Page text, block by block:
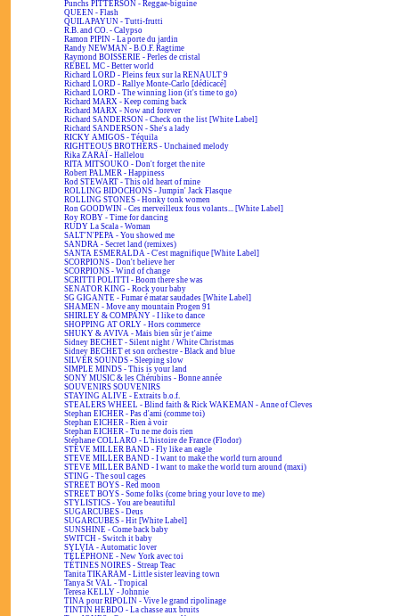
Punchs PITTERSON - Reggae-biguine
QUEEN - Flash
QUILAPAYUN - Tutti-frutti
R.B. and CO. - Calypso
Ramon PIPIN - La porte du jardin
Randy NEWMAN - B.O.F. Ragtime
Raymond BOISSERIE - Perles de cristal
REBEL MC - Better world
Richard LORD - Pleins feux sur la RENAULT 9
Richard LORD - Rallye Monte-Carlo [dédicacé]
Richard LORD - The winning lion (it's time to go)
Richard MARX - Keep coming back
Richard MARX - Now and forever
Richard SANDERSON - Check on the list [White Label]
Richard SANDERSON - She's a lady
RICKY AMIGOS - Téquila
RIGHTEOUS BROTHERS - Unchained melody
Rika ZARAÏ - Hallelou
RITA MITSOUKO - Don't forget the nite
Robert PALMER - Happiness
Rod STEWART - This old heart of mine
ROLLING BIDOCHONS - Jumpin' Jack Flasque
ROLLING STONES - Honky tonk women
Ron GOODWIN - Ces merveilleux fous volants... [White Label]
Roy ROBY - Time for dancing
RUDY La Scala - Woman
SALT'N'PEPA - You showed me
SANDRA - Secret land (remixes)
SANTA ESMERALDA - C'est magnifique [White Label]
SCORPIONS - Don't believe her
SCORPIONS - Wind of change
SCRITTI POLITTI - Boom there she was
SENATOR KING - Rock your baby
SG GIGANTE - Fumar é matar saudades [White Label]
SHAMEN - Move any mountain Progen 91
SHIRLEY & COMPANY - I like to dance
SHOPPING AT ORLY - Hors commerce
SHUKY & AVIVA - Mais bien sûr je t'aime
Sidney BECHET - Silent night / White Christmas
Sidney BECHET et son orchestre - Black and blue
SILVER SOUNDS - Sleeping slow
SIMPLE MINDS - This is your land
SONY MUSIC & les Chérubins - Bonne année
SOUVENIRS SOUVENIRS
STAYING ALIVE - Extraits b.o.f.
STEALERS WHEEL - Blind faith & Rick WAKEMAN - Anne of Cleves
Stephan EICHER - Pas d'ami (comme toi)
Stephan EICHER - Rien à voir
Stephan EICHER - Tu ne me dois rien
Stéphane COLLARO - L'histoire de France (Flodor)
STEVE MILLER BAND - Fly like an eagle
STEVE MILLER BAND - I want to make the world turn around
STEVE MILLER BAND - I want to make the world turn around (maxi)
STING - The soul cages
STREET BOYS - Red moon
STREET BOYS - Some folks (come bring your love to me)
STYLISTICS - You are beautiful
SUGARCUBES - Deus
SUGARCUBES - Hit [White Label]
SUNSHINE - Come back baby
SWITCH - Switch it baby
SYLVIA - Automatic lover
TÉLÉPHONE - New York avec toi
TÉTINES NOIRES - Streap Teac
Tanita TIKARAM - Little sister leaving town
Tanya St VAL - Tropical
Teresa KELLY - Johnnie
TINA pour RIPOLIN - Vive le grand ripolinage
TINTIN HEBDO - La chasse aux bruits